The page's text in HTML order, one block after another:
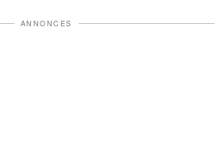
ANNONCES